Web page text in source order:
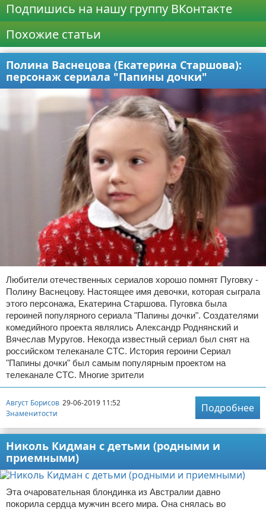
Подпишись на нашу группу ВКонтакте
Похожие статьи
Полина Васнецова (Екатерина Старшова):
персонаж сериала "Папины дочки"
Любители отечественных сериалов хорошо помнят Пуговку -
Полину Васнецову. Настоящее имя девочки, которая сыграла
этого персонажа, Екатерина Старшова. Пуговка была
героиней популярного сериала "Папины дочки". Создателями
комедийного проекта являлись Александр Роднянский и
Вячеслав Муругов. Некогда известный сериал был снят на
российском телеканале СТС. История героини Сериал
"Папины дочки" был самым популярным проектом на
телеканале СТС. Многие зрители
Август Борисов 29-06-2019 11:52
Знаменитости
Подробнее
Николь Кидман с детьми (родными и
приемными)
Эта очаровательная блондинка из Австралии давно
покорила сердца мужчин всего мира. Она снялась во